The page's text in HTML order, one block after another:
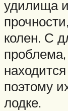
удилища
колен. С
поэтому
лодке.